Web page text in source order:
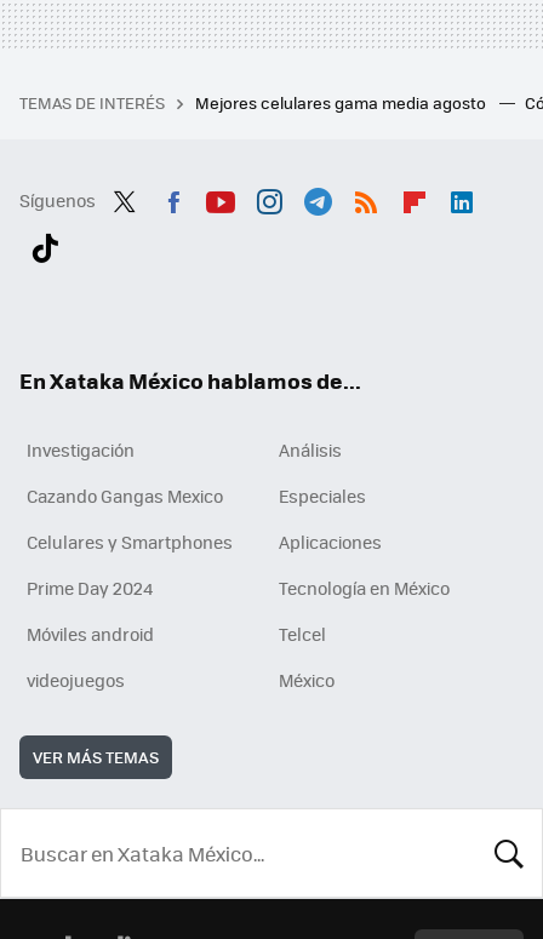
TEMAS DE INTERÉS Mejores celulares gama media agosto
Síguenos
En Xataka México hablamos de...
Investigación
Análisis
Cazando Gangas Mexico
Especiales
Celulares y Smartphones
Aplicaciones
Prime Day 2024
Tecnología en México
Móviles android
Telcel
videojuegos
México
VER MÁS TEMAS